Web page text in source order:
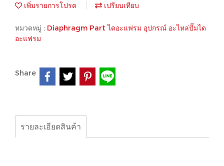
เพิ่มรายการโปรด เปรียบเทียบ
หมวดหมู่ : Diaphragm Part ไดอะแฟรม อุปกรณ์ อะไหล่ปั๊มได
อะแฟรม
Share
รายละเอียดสินค้า